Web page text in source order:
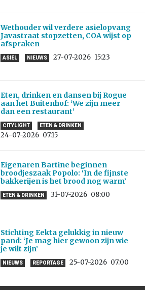
Wethouder wil verdere asielopvang
Javastraat stopzetten, COA wijst op
afspraken
ASIEL NIEUWS 27-07-2026 15:23
Eten, drinken en dansen bij Rogue
aan het Buitenhof: ‘We zijn meer
dan een restaurant’
CITYLIGHT ETEN & DRINKEN
24-07-2026 07:15
Eigenaren Bartine beginnen
broodjeszaak Popolo: ‘In de fijnste
bakkerijen is het brood nog warm’
ETEN & DRINKEN 31-07-2026 08:00
Stichting Eekta gelukkig in nieuw
pand: ‘Je mag hier gewoon zijn wie
je wilt zijn’
NIEUWS REPORTAGE 25-07-2026 07:00